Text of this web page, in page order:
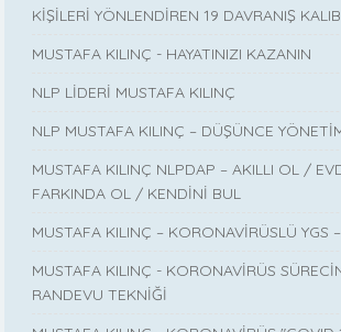
KİŞİLERİ YÖNLENDİREN 19 DAVRANIŞ
MUSTAFA KILINÇ - HAYATINIZI KAZANIN
NLP LİDERİ MUSTAFA KILINÇ
NLP MUSTAFA KILINÇ – DÜŞÜNCE
MUSTAFA KILINÇ NLPDAP – AKILLI OL /
FARKINDA OL / KENDİNİ BUL
MUSTAFA KILINÇ – KORONAVİRÜSLÜ YGS –
MUSTAFA KILINÇ - KORONAVİRÜS
RANDEVU TEKNİĞİ